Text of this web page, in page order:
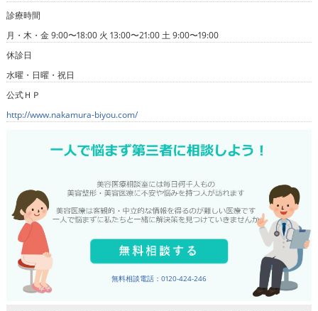
診療時間
月・木・金 9:00〜18:00 火 13:00〜21:00 土 9:00〜19:00
休診日
水曜・日曜・祝日
公式ＨＰ
http://www.nakamura-biyou.com/
無料相談電話：0120-424-246